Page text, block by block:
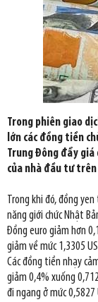
Trong phiên giao
lớn các đồng tiền
Trung Đông đẩy
của nhà đầu tư
Trong khi đó, đồng
năng giới chức Nhật
Đồng euro giảm hơn
giảm về mức 1,3305
Các đồng tiền nhạy
giảm 0,4% xuống
đi ngang ở mức 0,5827